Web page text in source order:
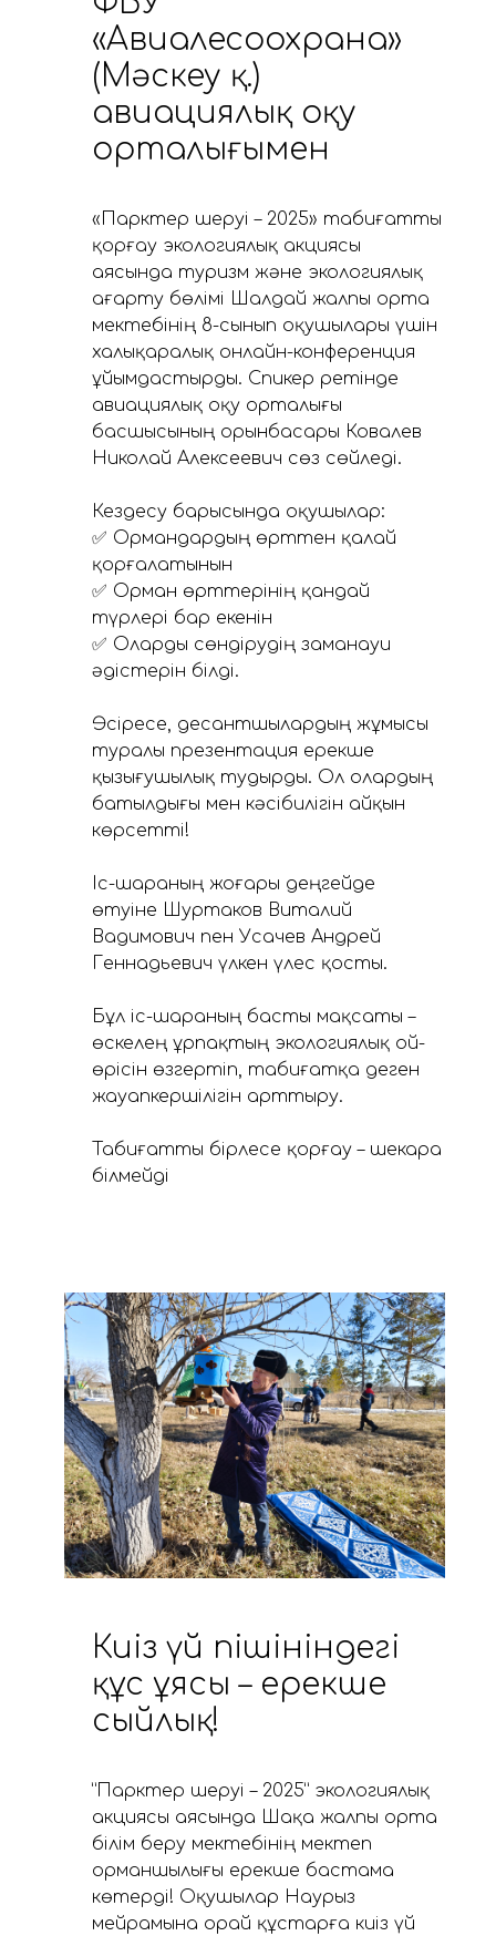
«Авиалесоохрана»
(Мәскеу қ.)
авиациялық оқу
орталығымен
«Парктер шеруі – 2025» табиғатты
қорғау экологиялық акциясы
аясында туризм және экологиялық
ағарту бөлімі Шалдай жалпы орта
мектебінің 8-сынып оқушылары үшін
халықаралық онлайн-конференция
ұйымдастырды. Спикер ретінде
авиациялық оқу орталығы
басшысының орынбасары Ковалев
Николай Алексеевич сөз сөйледі.
Кездесу барысында оқушылар:
✅ Ормандардың өрттен қалай
қорғалатынын
✅ Орман өрттерінің қандай
түрлері бар екенін
✅ Оларды сөндірудің заманауи
әдістерін білді.
Әсіресе, десантшылардың жұмысы
туралы презентация ерекше
қызығушылық тудырды. Ол олардың
батылдығы мен кәсібилігін айқын
көрсетті!
Іс-шараның жоғары деңгейде
өтуіне Шуртаков Виталий
Вадимович пен Усачев Андрей
Геннадьевич үлкен үлес қосты.
Бұл іс-шараның басты мақсаты –
өскелең ұрпақтың экологиялық ой-
өрісін өзгертіп, табиғатқа деген
жауапкершілігін арттыру.
Табиғатты бірлесе қорғау – шекара
білмейді
Киіз үй пішініндегі
құс ұясы – ерекше
сыйлық!
”Парктер шеруі – 2025” экологиялық
акциясы аясында Шақа жалпы орта
білім беру мектебінің мектеп
орманшылығы ерекше бастама
көтерді! Оқушылар Наурыз
мейрамына орай құстарға киіз үй